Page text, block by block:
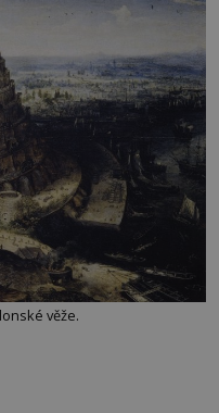
věže.